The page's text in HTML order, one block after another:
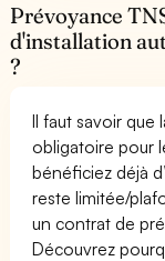
Prévoyance
d'installation
?
Il faut savoir que
obligatoire pour
bénéficiez déjà
reste limitée/
un contrat de
Découvrez